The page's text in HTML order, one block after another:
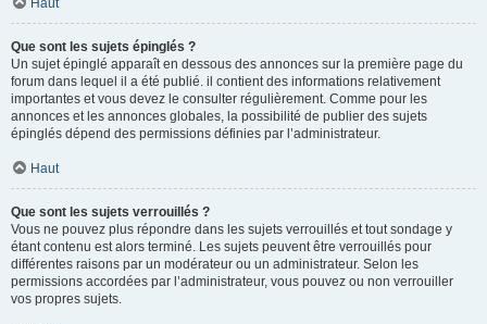
Haut
Que sont les sujets épinglés ?
Un sujet épinglé apparaît en dessous des annonces sur la première page du
forum dans lequel il a été publié. il contient des informations relativement
importantes et vous devez le consulter régulièrement. Comme pour les
annonces et les annonces globales, la possibilité de publier des sujets
épinglés dépend des permissions définies par l’administrateur.
Haut
Que sont les sujets verrouillés ?
Vous ne pouvez plus répondre dans les sujets verrouillés et tout sondage y
étant contenu est alors terminé. Les sujets peuvent être verrouillés pour
différentes raisons par un modérateur ou un administrateur. Selon les
permissions accordées par l’administrateur, vous pouvez ou non verrouiller
vos propres sujets.